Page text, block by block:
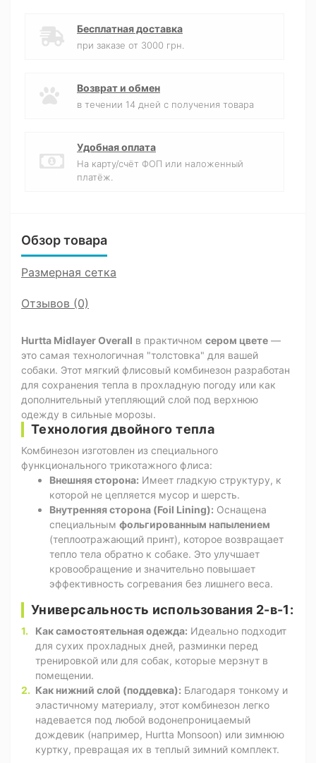
Бесплатная доставка
при заказе от 3000 грн.
Возврат и обмен
в течении 14 дней с получения товара
Удобная оплата
На карту/счёт ФОП или наложенный
платёж.
Обзор товара
Размерная сетка
Отзывов (0)
Hurtta Midlayer Overall в практичном сером цвете —
это самая технологичная "толстовка" для вашей
собаки. Этот мягкий флисовый комбинезон разработан
для сохранения тепла в прохладную погоду или как
дополнительный утепляющий слой под верхнюю
одежду в сильные морозы.
Технология двойного тепла
Комбинезон изготовлен из специального
функционального трикотажного флиса:
Внешняя сторона: Имеет гладкую структуру, к
которой не цепляется мусор и шерсть.
Внутренняя сторона (Foil Lining): Оснащена
специальным фольгированным напылением
(теплоотражающий принт), которое возвращает
тепло тела обратно к собаке. Это улучшает
кровообращение и значительно повышает
эффективность согревания без лишнего веса.
Универсальность использования 2-в-1:
Как самостоятельная одежда: Идеально подходит
для сухих прохладных дней, разминки перед
тренировкой или для собак, которые мерзнут в
помещении.
Как нижний слой (поддевка): Благодаря тонкому и
эластичному материалу, этот комбинезон легко
надевается под любой водонепроницаемый
дождевик (например, Hurtta Monsoon) или зимнюю
куртку, превращая их в теплый зимний комплект.